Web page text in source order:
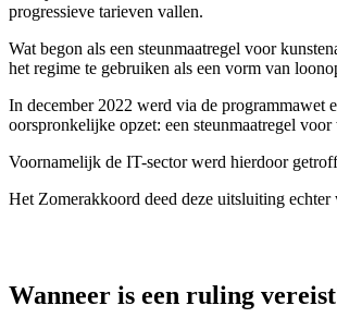
progressieve tarieven vallen.
Wat begon als een steunmaatregel voor
het regime te gebruiken als een vorm van
In december 2022 werd via de programmawet
oorspronkelijke opzet: een steunmaatregel
Voornamelijk de IT-sector werd hierdoor
Het Zomerakkoord deed deze uitsluiting echter
Wanneer is een ruling